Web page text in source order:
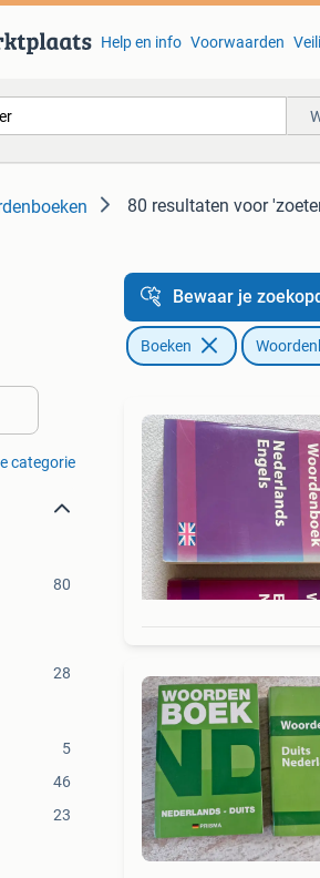
Help en info Voorwaarden
80 resultaten voor
categorie
80
28
5
46
23
Bewaar je
Boeken